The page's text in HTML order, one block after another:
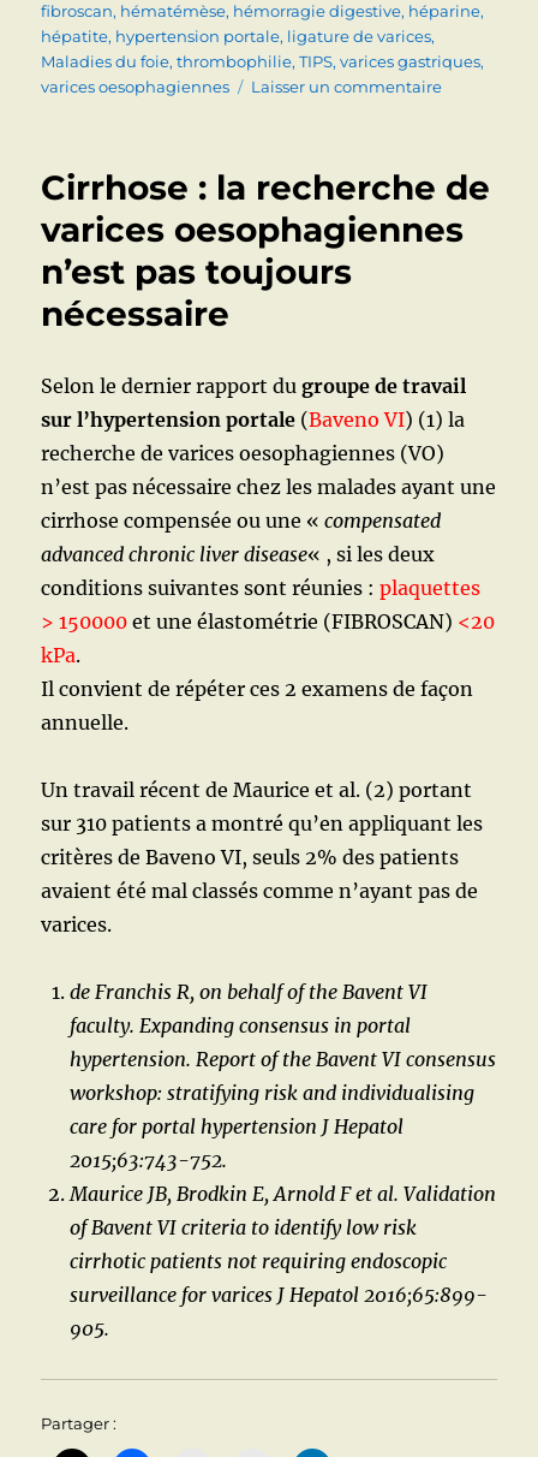
fibroscan, hématémèse, hémorragie digestive, héparine,
hépatite, hypertension portale, ligature de varices,
Maladies du foie,thrombophilie,TIPS,varices gastriques,
varices oesophagiennes
Laisser un commentairesur
SIGNES,
Cirrhose : la recherche de
varices oesophagiennes
n’est pas toujours
nécessaire
Selon le dernier rapport dugroupe de travail
sur l’hypertension portale (Baveno VI) (1) la
recherche de varices oesophagiennes (VO)
n’est pas nécessaire chez les malades ayant une
cirrhose compensée ou une «compensated
advanced chronic liver disease« , si les deux
conditions suivantes sont réunies :plaquettes
> 150000 et une élastométrie (FIBROSCAN) <20
kPa.
Il convient de répéter ces 2 examens de façon
annuelle.
Un travail récent de Maurice et al. (2) portant
sur 310 patients a montré qu’en appliquant les
critères de Baveno VI, seuls 2% des patients
avaient été mal classés comme n’ayant pas de
varices.
de Franchis R, on behalf of the Bavent VI
faculty. Expanding consensus in portal
hypertension. Report of the Bavent VI consensus
workshop: stratifying risk and individualising
care for portal hypertension J Hepatol
2015;63:743-752.
Maurice JB, Brodkin E, Arnold F et al. Validation
of Bavent VI criteria to identify low risk
cirrhotic patients not requiring endoscopic
surveillance for varices J Hepatol 2016;65:899-
905.
Partager :